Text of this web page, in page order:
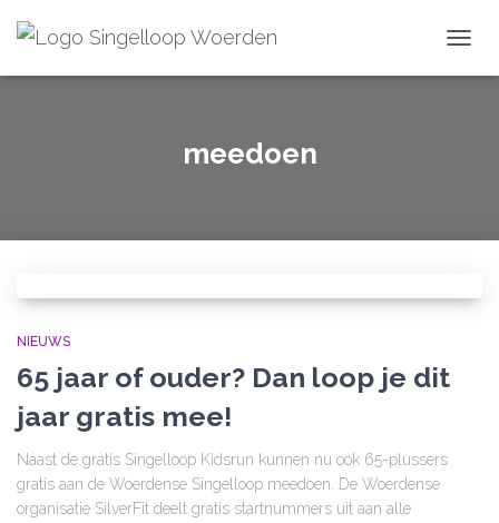
meedoen
NIEUWS
65 jaar of ouder? Dan loop je dit
jaar gratis mee!
Naast de gratis Singelloop Kidsrun kunnen nu ook 65-plussers
gratis aan de Woerdense Singelloop meedoen. De Woerdense
organisatie SilverFit deelt gratis startnummers uit aan alle